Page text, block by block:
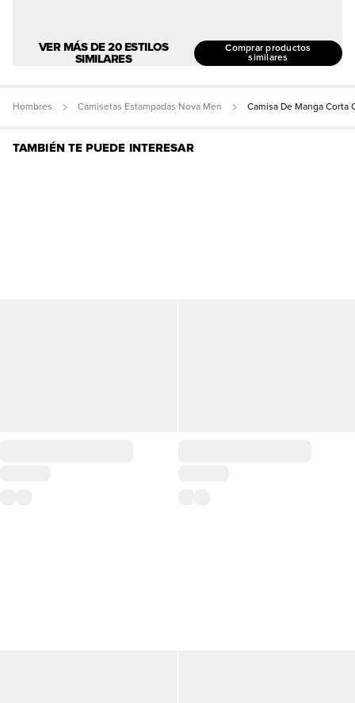
VER MÁS DE 20 ESTILOS
SIMILARES
Comprar productos
similares
Hombres Camisetas Estampadas Nova Men Camisa De Manga Corta
TAMBIÉN TE PUEDE INTERESAR